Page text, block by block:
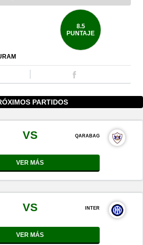
8.5
PUNTAJE
PARTIDOS
VS QARABAG
VER MÁS
VS INTER
VER MÁS